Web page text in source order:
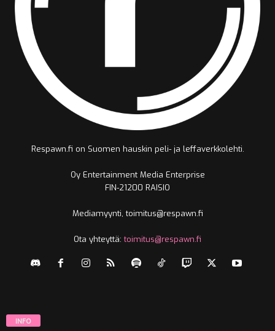
Respawn.fi on Suomen hauskin peli- ja leffaverkkolehti.
Oy Entertainment Media Enterprise
FIN-21200 RAISIO
Mediamyynti, toimitus@respawn.fi
Ota yhteyttä:toimitus@respawn.fi
INFO